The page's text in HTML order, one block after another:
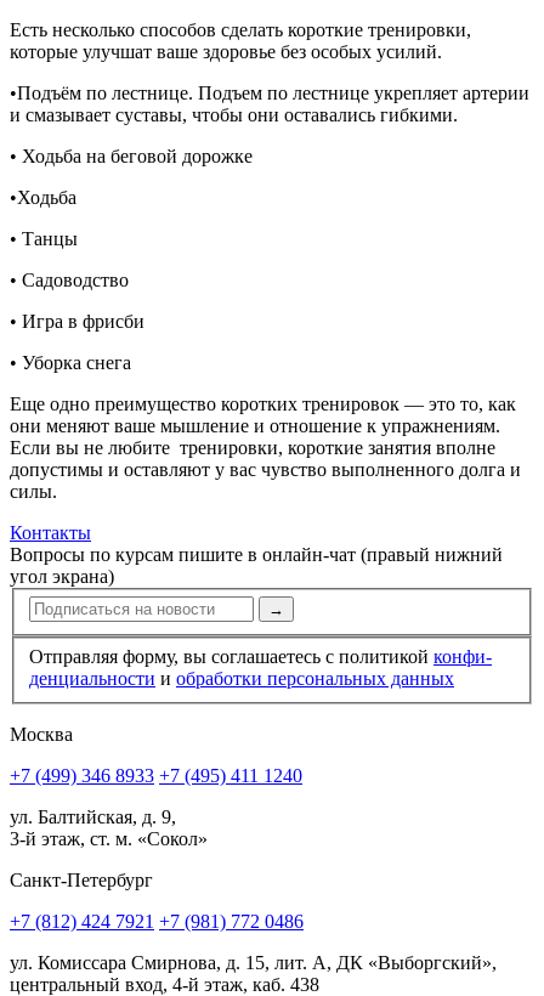
Есть несколько способов сделать короткие тренировки,
которые улучшат ваше здоровье без особых усилий.
•Подъём по лестнице. Подъем по лестнице укрепляет артерии
и смазывает суставы, чтобы они оставались гибкими.
• Ходьба на беговой дорожке
•Ходьба
• Танцы
• Садоводство
• Игра в фрисби
• Уборка снега
Еще одно преимущество коротких тренировок — это то, как
они меняют ваше мышление и отношение к упражнениям.
Если вы не любите тренировки, короткие занятия вполне
допустимы и оставляют у вас чувство выполненного долга и
силы.
Контакты
Вопросы по курсам пишите в онлайн-чат (правый нижний
угол экрана)
→
Отправляя форму, вы соглашаетесь с политикой конфи­
ден­циальности и обработки персональных данных
Москва
+7 (499) 346 8933 +7 (495) 411 1240
ул. Балтийская, д. 9,
3-й этаж, ст. м. «Сокол»
Санкт-Петербург
+7 (812) 424 7921 +7 (981) 772 0486
ул. Комиссара Смирнова, д. 15, лит. А, ДК «Выборгский»,
центральный вход, 4-й этаж, каб. 438